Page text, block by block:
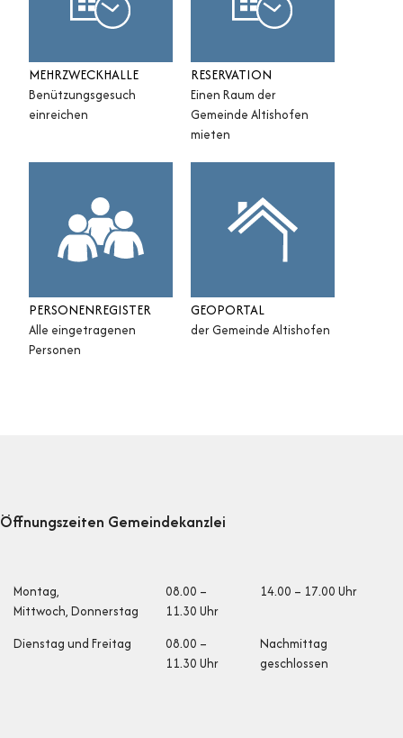
MEHRZWECKHALLE
Benützungsgesuch
einreichen
RESERVATION
Einen Raum der
Gemeinde Altishofen
mieten
PERSONENREGISTER
Alle eingetragenen
Personen
GEOPORTAL
der Gemeinde Altishofen
Öffnungszeiten Gemeindekanzlei
Öffnungszeiten
Montag,
Mittwoch, Donnerstag
08.00 –
11.30 Uhr
14.00 – 17.00 Uhr
Dienstag und Freitag
08.00 –
11.30 Uhr
Nachmittag
geschlossen